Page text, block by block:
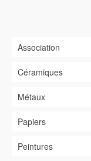
Association
Céramiques
Métaux
Papiers
Peintures